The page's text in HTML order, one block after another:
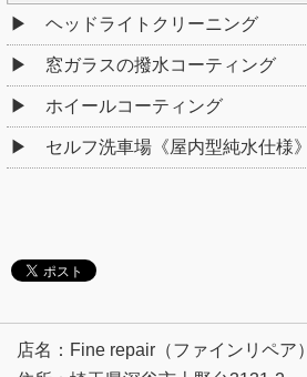
ヘッドライトクリーニング
窓ガラスの撥水コーティング
ホイールコーティング
セルフ洗車場《屋内型純水仕様》
店名：Fine repair（ファインリペア）